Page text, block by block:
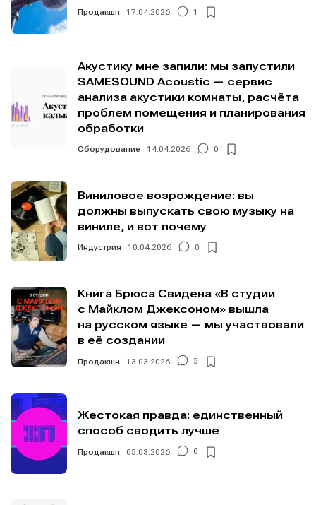
Продакшн 17.04.2026 1
Акустику мне запили: мы запустили
SAMESOUND Acoustic — сервис
анализа акустики комнаты, расчёта
проблем помещения и планирования
обработки
Оборудование 14.04.2026 0
Виниловое возрождение: вы
должны выпускать свою музыку на
виниле, и вот почему
Индустрия 10.04.2026 0
Книга Брюса Свидена «В студии
с Майклом Джексоном» вышла
на русском языке — мы участвовали
в её создании
Продакшн 13.03.2026 5
Жестокая правда: единственный
способ сводить лучше
Продакшн 05.03.2026 0